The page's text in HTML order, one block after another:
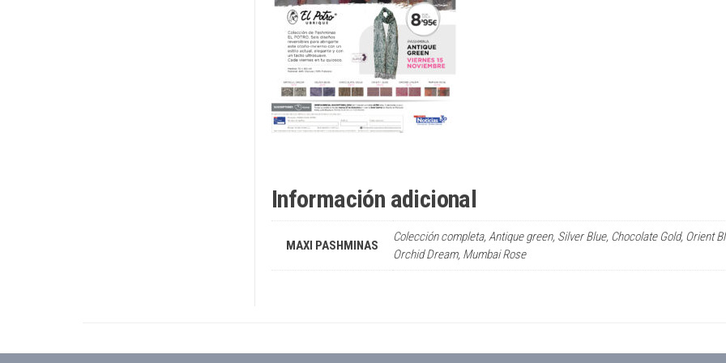
Información adicional
MAXI PASHMINAS
Colección completa, Antique green, Silver Blue, Chocolate Gold, Orient
Orchid Dream, Mumbai Rose